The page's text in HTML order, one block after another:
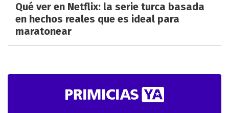
Qué ver en Netflix: la serie turca basada
en hechos reales que es ideal para
maratonear